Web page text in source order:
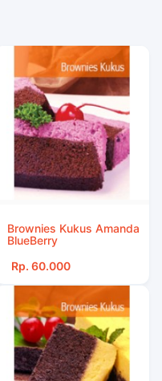
Brownies Kukus Amanda
BlueBerry
Rp. 60.000